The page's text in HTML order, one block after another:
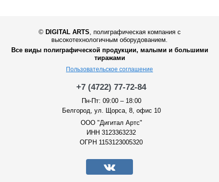
© DIGITAL ARTS, полиграфическая компания с
высокотехнологичным оборудованием.
Все виды полиграфической продукции, малыми и большими
тиражами
Пользовательское соглашение
+7 (4722) 77-72-84
Пн-Пт: 09:00 – 18:00
Белгород, ул. Щорса, 8, офис 10
ООО "Дигитал Артс"
ИНН 3123363232
ОГРН 1153123005320